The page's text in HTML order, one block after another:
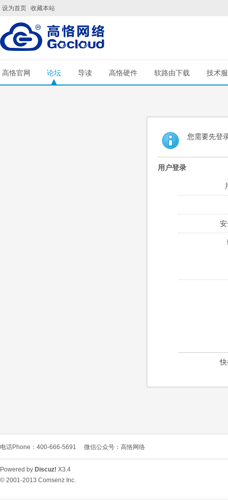
设为首页 收藏本站
高恪官网 论坛 导读 高恪硬件 软路由下载 技术
您需要先登
用户登录
电话Phone：400-666-5691 微信公众号：高恪网络
Powered by Discuz! X3.4
© 2001-2013 Comsenz Inc.